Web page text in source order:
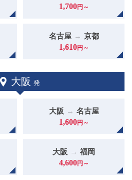
1,700円～
名古屋 → 京都
1,610円～
大阪 発
大阪 → 名古屋
1,600円～
大阪 → 福岡
4,600円～